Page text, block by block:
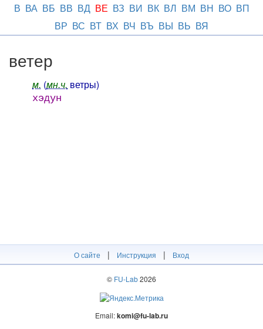
В ВА ВБ ВВ ВД ВЕ ВЗ ВИ ВК ВЛ ВМ ВН ВО ВП
ВР ВС ВТ ВХ ВЧ ВЪ ВЫ ВЬ ВЯ
ветер
м. (мн.ч. ветры)
хэдун
О сайте | Инструкция | Вход
© FU-Lab2026
Email:komi@fu-lab.ru